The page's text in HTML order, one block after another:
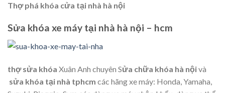
Thợ phá khóa cửa tại nhà hà nội
Sửa khóa xe máy tại nhà hà nội – hcm
thợ sửa khóa Xuân Anh chuyên Sửa chữa khóa hà nộivà
sửa khóa tại nhà tphcm các hãng xe máy: Honda, Yamaha,